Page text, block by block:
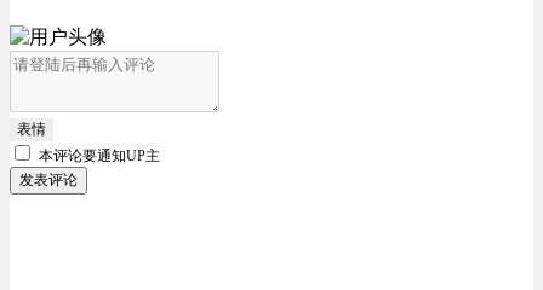
表情
本评论要通知UP主
发表评论